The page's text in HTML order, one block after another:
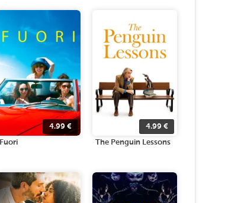
4.99 €
Fuori
4.99€
The Penguin Lessons